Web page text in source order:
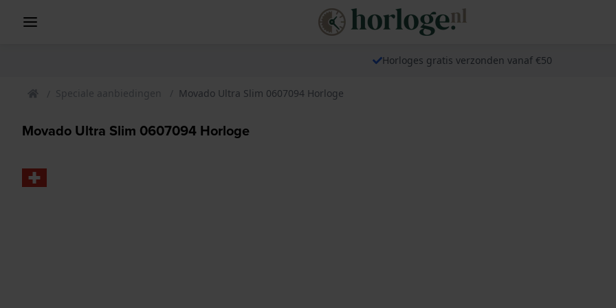
Horloges gratis verzonden vanaf €50
Speciale aanbiedingen Movado Ultra Slim 0607094 Horloge
Movado Ultra Slim 0607094 Horloge